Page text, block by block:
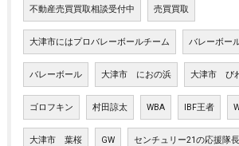
不動産売買買取相談受付中 売買買取
大津市にはプロバレーボールチーム バレーボー
バレーボール 大津市 におの浜 大津市 び
ゴロフキン 村田諒太 WBA IBF王者
大津市 葉桜 GW センチュリー21の応援隊長